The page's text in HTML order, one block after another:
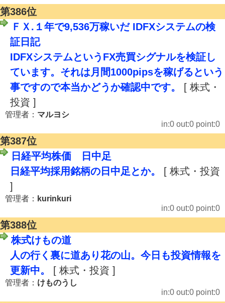
第386位
ＦＸ.１年で9,536万稼いだ IDFXシステムの検
証日記
IDFXシステムというFX売買シグナルを検証し
ています。それは月間1000pipsを稼げるという
事ですので本当かどうか確認中です。
[ 株式・
投資 ]
管理者： マルヨシ
in:0 out:0 point:0
第387位
日経平均株価 日中足
日経平均採用銘柄の日中足とか。
[ 株式・投資
]
管理者： kurinkuri
in:0 out:0 point:0
第388位
株式けもの道
人の行く裏に道あり花の山。今日も投資情報を
更新中。
[ 株式・投資 ]
管理者： けものうし
in:0 out:0 point:0